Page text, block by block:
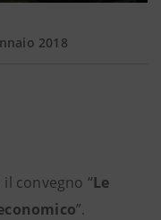
2018
convegno “Le
”.